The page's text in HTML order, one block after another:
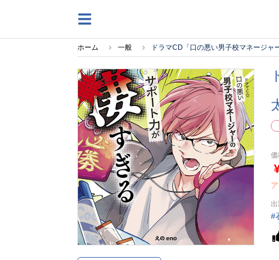
ホーム 一般 ドラマCD「口の悪い男子校マネージャ
価